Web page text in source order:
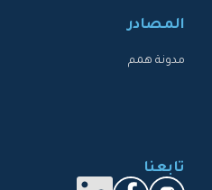
المصادر
مدونة همم
تابعنا